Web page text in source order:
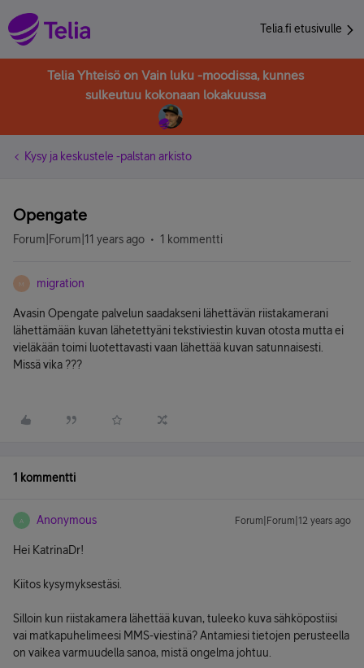
Telia.fi etusivulle
Telia Yhteisö on Vain luku -moodissa, kunnes
sulkeutuu kokonaan lokakuussa
Kysy ja keskustele -palstan arkisto
Opengate
Forum|Forum|11 years ago 1 kommentti
M migration
Avasin Opengate palvelun saadakseni lähettävän riistakamerani
lähettämään kuvan lähetettyäni tekstiviestin kuvan otosta mutta ei
vieläkään toimi luotettavasti vaan lähettää kuvan satunnaisesti.
Missä vika ???
1 kommentti
A Anonymous Forum|Forum|12 years ago
Hei KatrinaDr!
Kiitos kysymyksestäsi.
Silloin kun riistakamera lähettää kuvan, tuleeko kuva sähköpostiisi
vai matkapuhelimeesi MMS-viestinä? Antamiesi tietojen perusteella
on vaikea varmuudella sanoa, mistä ongelma johtuu.